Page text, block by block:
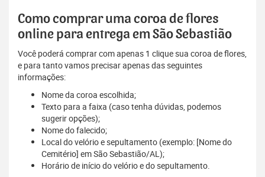
Como comprar uma coroa de flores
online para entrega em São Sebastião
Você poderá comprar com apenas 1 clique sua coroa de flores,
e para tanto vamos precisar apenas das seguintes
informações:
Nome da coroa escolhida;
Texto para a faixa (caso tenha dúvidas, podemos
sugerir opções);
Nome do falecido;
Local do velório e sepultamento (exemplo: [Nome do
Cemitério] em São Sebastião/AL);
Horário de início do velório e do sepultamento.